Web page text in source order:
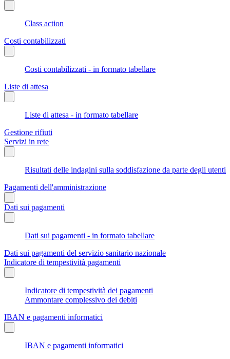
Class action
Costi contabilizzati
Costi contabilizzati - in formato tabellare
Liste di attesa
Liste di attesa - in formato tabellare
Gestione rifiuti
Servizi in rete
Risultati delle indagini sulla soddisfazione da parte degli utenti
Pagamenti dell'amministrazione
Dati sui pagamenti
Dati sui pagamenti - in formato tabellare
Dati sui pagamenti del servizio sanitario nazionale
Indicatore di tempestività pagamenti
Indicatore di tempestività dei pagamenti
Ammontare complessivo dei debiti
IBAN e pagamenti informatici
IBAN e pagamenti informatici